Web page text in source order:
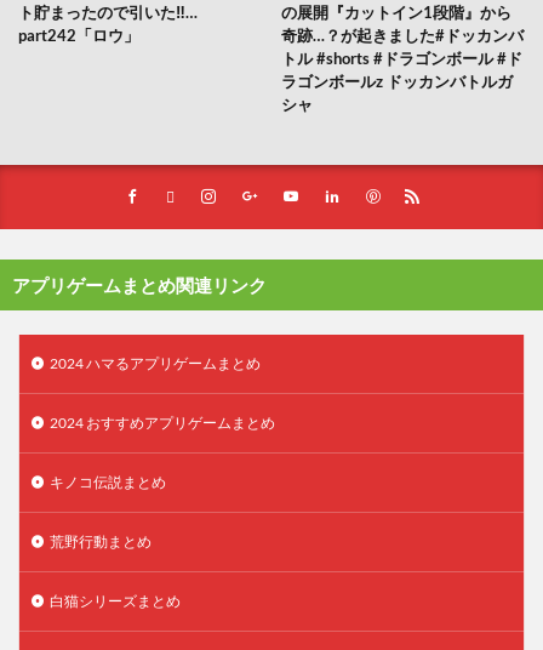
ト貯まったので引いた‼︎…
part242「ロウ」
の展開『カットイン1段階』から
奇跡…？が起きました#ドッカンバ
トル #shorts #ドラゴンボール #ド
ラゴンボールz ドッカンバトルガ
シャ
アプリゲームまとめ関連リンク
2024 ハマるアプリゲームまとめ
2024 おすすめアプリゲームまとめ
キノコ伝説まとめ
荒野行動まとめ
白猫シリーズまとめ